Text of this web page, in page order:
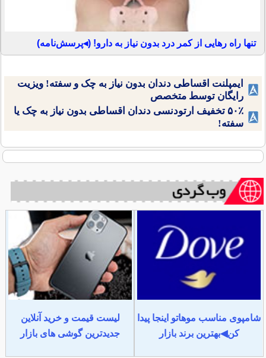
تنها راه رهایی از کمر درد بدون نیاز به دارو! (◂پرسش‌نامه)
ایمپلنت اقساطی دندان بدون نیاز به چک و سفته! ویزیت
رایگان توسط متخصص
۵۰٪ تخفیف ارتودنسی دندان اقساطی بدون نیاز به چک یا
سفته!
شامپوی مناسب موهاتو اینجا پیدا
کن◀بهترین برند بازار
لیست قیمت و خرید آنلاین
جدیدترین گوشی های بازار